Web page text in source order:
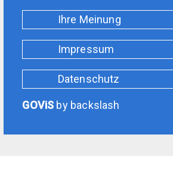
Ihre Meinung
Impressum
Datenschutz
GOViS by backslash